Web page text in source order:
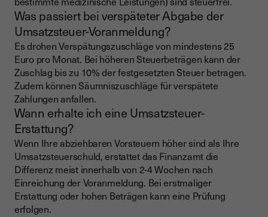
Was passiert bei verspäteter Abgabe der
Umsatzsteuer-Voranmeldung?
Es drohen Verspätungszuschläge von mindestens 25
Euro pro Monat. Bei höheren Steuerbeträgen kann der
Zuschlag bis zu 10% der festgesetzten Steuer betragen.
Zudem können Säumniszuschläge für verspätete
Zahlungen anfallen.
Wann erhalte ich eine Umsatzsteuer-
Erstattung?
Wenn Ihre abziehbaren Vorsteuern höher sind als Ihre
Umsatzsteuerschuld, erstattet das Finanzamt die
Differenz meist innerhalb von 2-4 Wochen nach
Einreichung der Voranmeldung. Bei erstmaliger
Erstattung oder hohen Beträgen kann eine Prüfung
erfolgen.